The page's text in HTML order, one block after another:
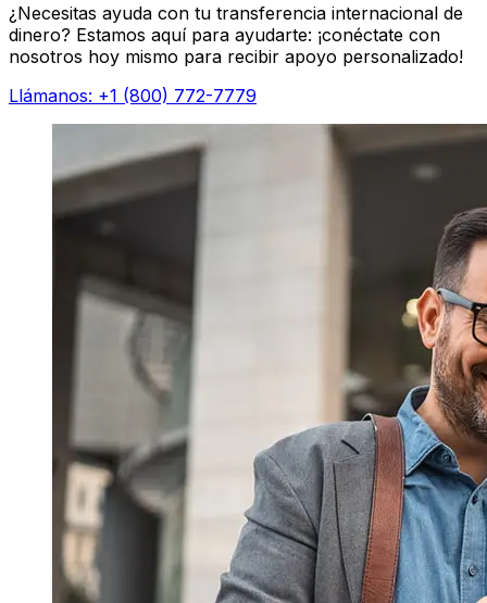
¿Necesitas ayuda con tu transferencia internacional de
dinero? Estamos aquí para ayudarte: ¡conéctate con
nosotros hoy mismo para recibir apoyo personalizado!
Llámanos: +1 (800) 772-7779